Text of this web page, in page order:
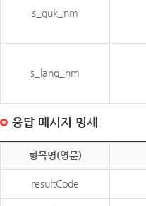
s_guk_nm
s_lang_nm
응답 메시지 명세
항목명(영문)
resultCode